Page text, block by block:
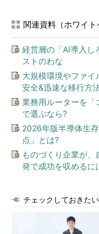
関連資料（ホワイト
経営層の「AI導入し
ストのわな
大規模環境やファ
安全&迅速な移行方
業務用ルーターを「
で選ぶなら?
2026年版半導体生
点」とは?
ものづくり企業が
発で成功を収めるに
チェックしておきた